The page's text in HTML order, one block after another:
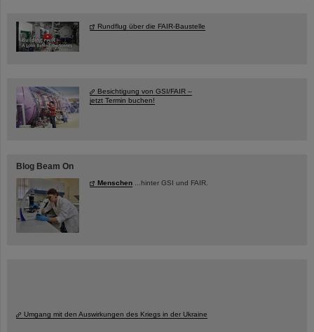
Rundflug über die FAIR-Baustelle
Besichtigung von GSI/FAIR –
jetzt Termin buchen!
Blog Beam On
Menschen ...hinter GSI und FAIR.
Umgang mit den Auswirkungen des Kriegs in der Ukraine